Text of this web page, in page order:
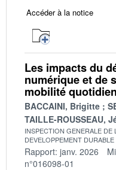
Accéder à la notice
Les impacts du
numérique et de
mobilité
BACCAINI, Brigitte
TAILLE-ROUSSEAU,
INSPECTION GENERALE
DEVELOPPEMENT
Rapport: janv. 2026
n°016098-01